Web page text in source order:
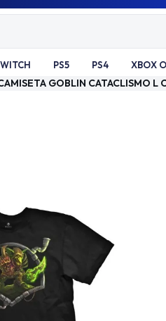
PS5 PS4 XBOX
GOBLIN CATACLISMO L